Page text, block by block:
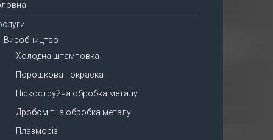
Виробництво
Холодна штамповка
Порошкова покраска
Піскоструйна обробка металу
Дробомітна обробка металу
Плазморіз